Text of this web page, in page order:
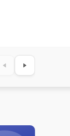
Проектор